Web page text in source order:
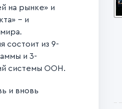
на рынке» и
– и
состоит из 9-
и 3-
системы ООН.
и вновь